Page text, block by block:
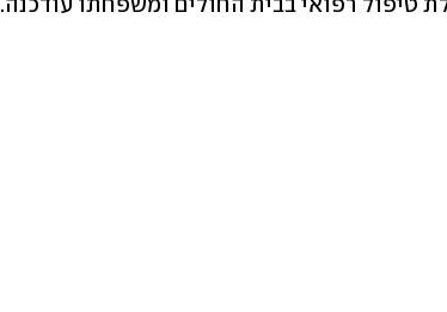
טיפול רפואי בבית החולים ומשפחתו עודכנה.